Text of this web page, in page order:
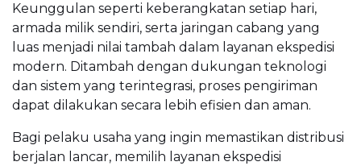
Keunggulan seperti keberangkatan setiap hari,
armada milik sendiri, serta jaringan cabang yang
luas menjadi nilai tambah dalam layanan ekspedisi
modern. Ditambah dengan dukungan teknologi
dan sistem yang terintegrasi, proses pengiriman
dapat dilakukan secara lebih efisien dan aman.
Bagi pelaku usaha yang ingin memastikan distribusi
berjalan lancar, memilih layanan ekspedisi